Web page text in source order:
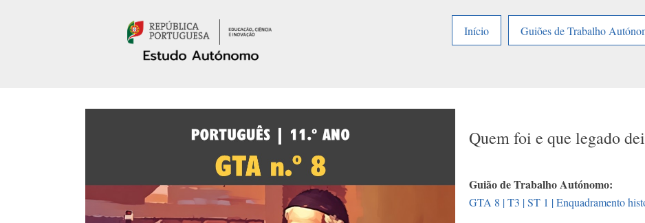
Início
Guiões de Trabalho
Quem foi e que legado
Guião de Trabalho Autónomo:
GTA 8 | T3 | ST 1 | Enquadramento